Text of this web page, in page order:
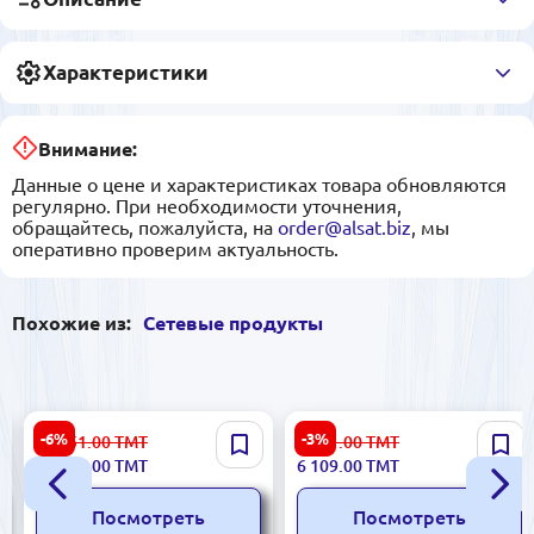
Характеристики
Внимание:
Данные о цене и характеристиках товара обновляются
регулярно. При необходимости уточнения,
обращайтесь, пожалуйста, на order@alsat.biz , мы
оперативно проверим актуальность.
Похожие из: Сетевые продукты
-6%
Grandstream UCM6304 | IP-
АТС 2000 пользователей
300 звонков
13 051.00ТМТ
12 266.00ТМТ
Посмотреть
-3%
Generic 42U 600x800x2000 |
Серверный шкаф 42U
стальной
6 301.00ТМТ
6 109.00ТМТ
Посмотреть